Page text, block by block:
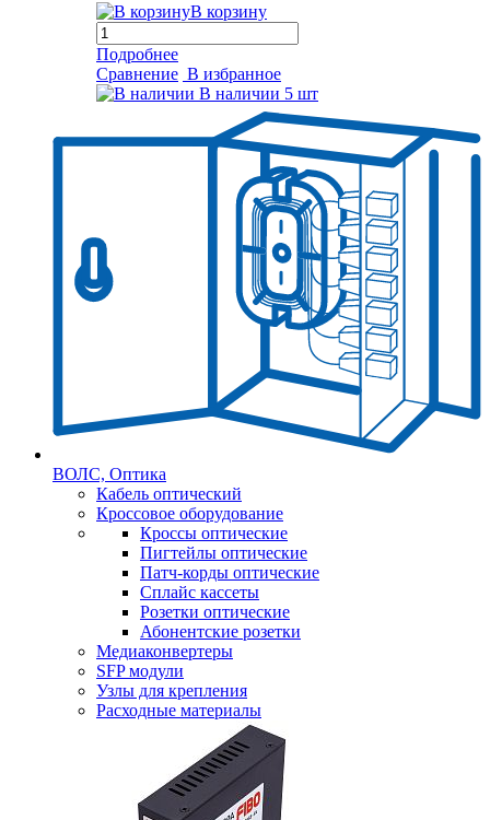
В корзину
Подробнее
Сравнение В избранное
В наличии 5 шт
ВОЛС, Оптика
Кабель оптический
Кроссовое оборудование
Кроссы оптические
Пигтейлы оптические
Патч-корды оптические
Сплайс кассеты
Розетки оптические
Абонентские розетки
Медиаконвертеры
SFP модули
Узлы для крепления
Расходные материалы